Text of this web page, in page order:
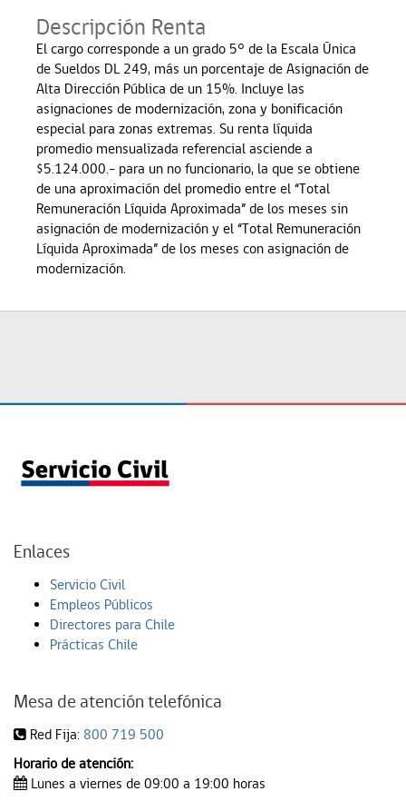
Descripción Renta
El cargo corresponde a un grado 5° de la Escala Única
de Sueldos DL 249, más un porcentaje de Asignación de
Alta Dirección Pública de un 15%. Incluye las
asignaciones de modernización, zona y bonificación
especial para zonas extremas. Su renta líquida
promedio mensualizada referencial asciende a
$5.124.000.- para un no funcionario, la que se obtiene
de una aproximación del promedio entre el “Total
Remuneración Líquida Aproximada” de los meses sin
asignación de modernización y el “Total Remuneración
Líquida Aproximada” de los meses con asignación de
modernización.
Enlaces
Servicio Civil
Empleos Públicos
Directores para Chile
Prácticas Chile
Mesa de atención telefónica
Red Fija: 800 719 500
Horario de atención:
Lunes a viernes de 09:00 a 19:00 horas